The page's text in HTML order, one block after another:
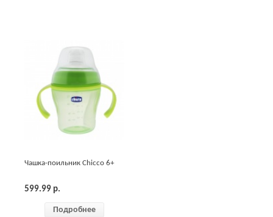
Чашка-поильник Chicco 6+
599.99 р.
Подробнее